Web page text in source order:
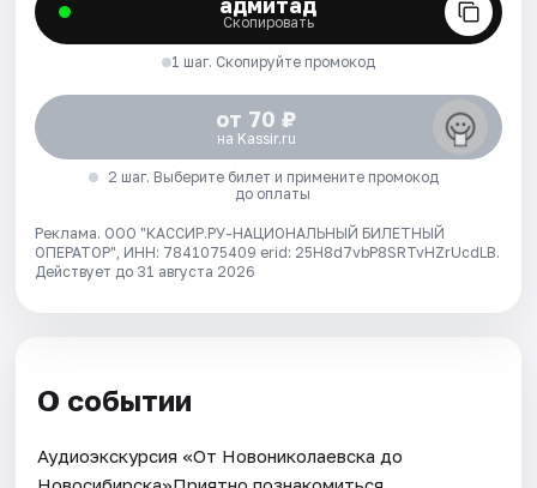
Скопировать
1 шаг. Скопируйте промокод
от 70 ₽
на Kassir.ru
2 шаг. Выберите билет и примените промокод
до оплаты
Реклама. ООО "КАССИР.РУ-НАЦИОНАЛЬНЫЙ БИЛЕТНЫЙ
ОПЕРАТОР", ИНН: 7841075409 erid: 25H8d7vbP8SRTvHZrUcdLB.
Действует до 31 августа 2026
О событии
Аудиоэкскурсия «От Новониколаевска до